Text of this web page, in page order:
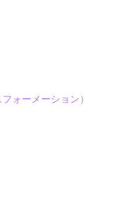
ォーメーション）